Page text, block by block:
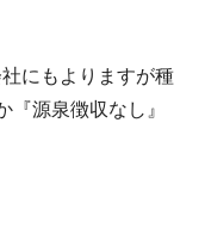
にもよりますが種
『源泉徴収なし』